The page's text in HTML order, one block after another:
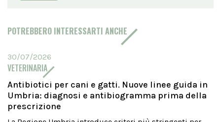
POTREBBERO INTERESSARTI ANCHE
30/07/2026
VETERINARIA
Antibiotici per cani e gatti. Nuove linee guida in
Umbria: diagnosi e antibiogramma prima della
prescrizione